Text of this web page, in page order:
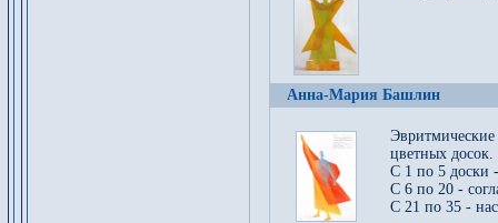
Анна-Мария Башлин
цветных досок.
С 1 по 5 доски
С 6 по 20 -
С 21 по 35 -